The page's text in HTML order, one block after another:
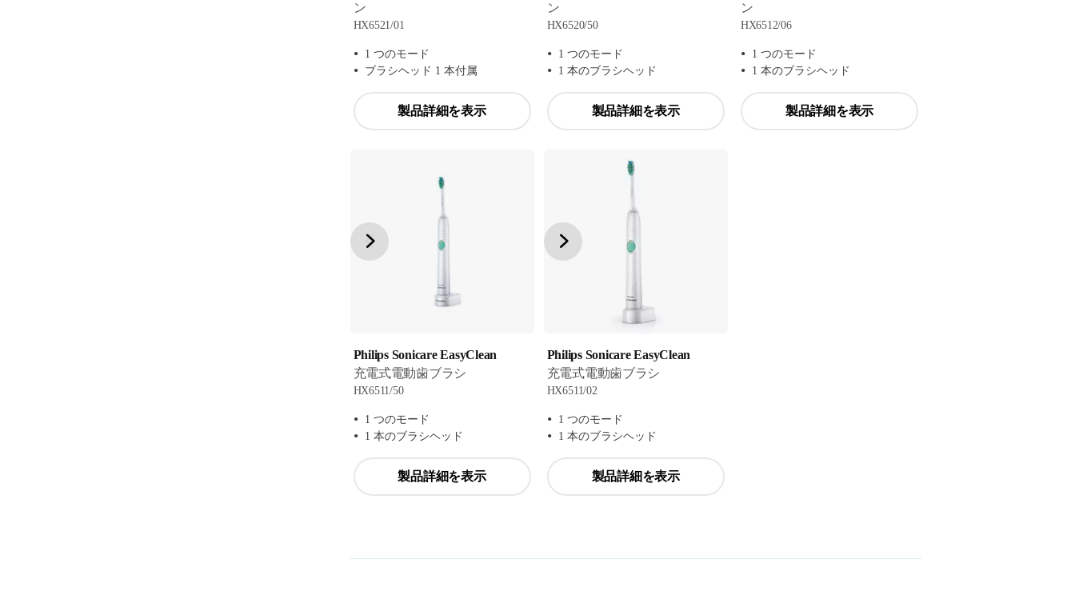
ン
HX6521/01
1 つのモード
ブラシヘッド 1 本付属
製品詳細を表示
ン
HX6520/50
1 つのモード
1 本のブラシヘッド
製品詳細を表示
ン
HX6512/06
1 つのモード
1 本のブラシヘッド
製品詳細を表示
Philips Sonicare EasyClean
充電式電動歯ブラシ
HX6511/50
1 つのモード
1 本のブラシヘッド
製品詳細を表示
Philips Sonicare EasyClean
充電式電動歯ブラシ
HX6511/02
1 つのモード
1 本のブラシヘッド
製品詳細を表示